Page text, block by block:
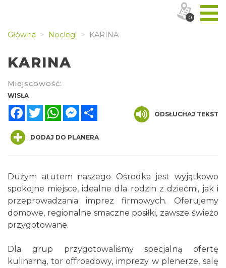
Główna Noclegi KARINA
KARINA
Miejscowość:
WISŁA
FacebookTwitterWhatsAppMessenger
ODSŁUCHAJ TEKST
DODAJ DO PLANERA
Dużym atutem naszego Ośrodka jest wyjątkowo
spokojne miejsce, idealne dla rodzin z dziećmi, jak i
przeprowadzania imprez firmowych. Oferujemy
domowe, regionalne smaczne posiłki, zawsze świeżo
przygotowane.
Dla grup przygotowaliśmy specjalną ofertę
kulinarną, tor offroadowy, imprezy w plenerze, salę
0